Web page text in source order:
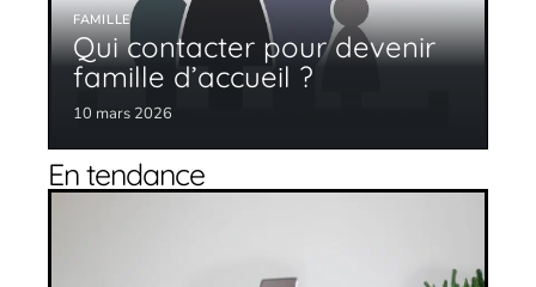
FAMILLE
Qui contacter pour devenir
famille d’accueil ?
10 mars 2026
En tendance